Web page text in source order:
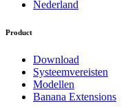
Nederland
Product
Download
Systeemvereisten
Modellen
Banana Extensions